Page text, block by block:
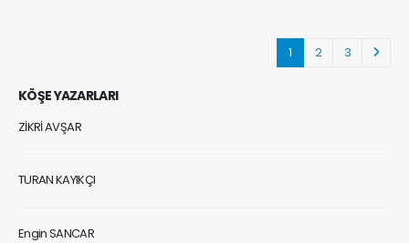
1 2 3
KÖŞE YAZARLARI
ZİKRİ AVŞAR
TURAN KAYIKÇI
Engin SANCAR